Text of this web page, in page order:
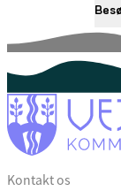
Kontakt os